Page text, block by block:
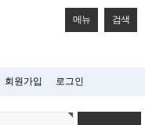
메뉴 검색
회원가입 로그인